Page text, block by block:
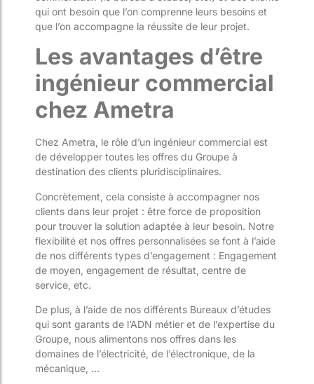
qui ont besoin que l’on comprenne leurs besoins et
que l’on accompagne la réussite de leur projet.
Les avantages d’être
ingénieur commercial
chez Ametra
Chez Ametra, le rôle d’un ingénieur commercial est
de développer toutes les offres du Groupe à
destination des clients pluridisciplinaires.
Concrètement, cela consiste à accompagner nos
clients dans leur projet : être force de proposition
pour trouver la solution adaptée à leur besoin. Notre
flexibilité et nos offres personnalisées se font à l’aide
de nos différents types d’engagement : Engagement
de moyen, engagement de résultat, centre de
service, etc.
De plus, à l’aide de nos différents Bureaux d’études
qui sont garants de l’ADN métier et de l’expertise du
Groupe, nous alimentons nos offres dans les
domaines de l’électricité, de l’électronique, de la
mécanique, …